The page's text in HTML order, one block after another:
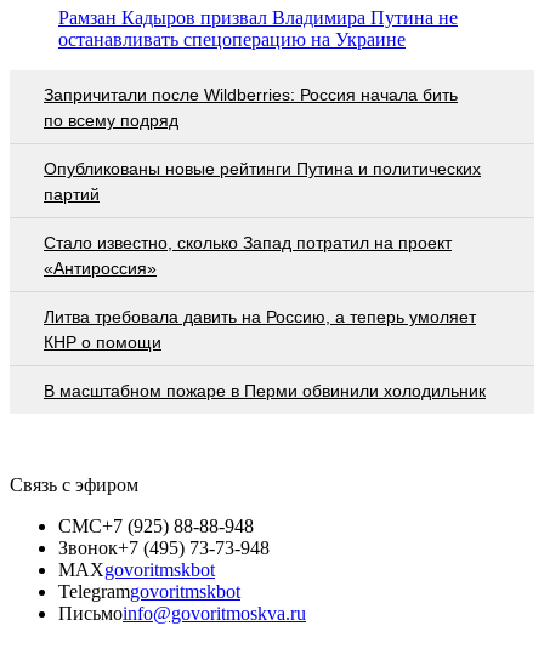
Рамзан Кадыров призвал Владимира Путина не
останавливать спецоперацию на Украине
Запричитали после Wildberries: Россия начала бить
по всему подряд
Опубликованы новые рейтинги Путина и политических
партий
Стало известно, сколько Запад потратил на проект
«Антироссия»
Литва требовала давить на Россию, а теперь умоляет
КНР о помощи
В масштабном пожаре в Перми обвинили холодильник
Связь с эфиром
СМС+7 (925) 88-88-948
Звонок+7 (495) 73-73-948
MAXgovoritmskbot
Telegramgovoritmskbot
Письмоinfo@govoritmoskva.ru